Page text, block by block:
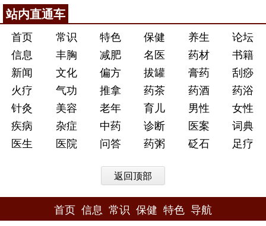
站内直通车
首页 常识 特色 保健 养生
论坛
信息
丰胸 减肥 名医 药材
书籍
新闻
文化 偏方 拔罐 膏药
刮痧
火疗
气功 推拿 药茶 药酒
药浴
针灸
美容 老年 育儿 男性
女性
疾病
杂症 中药 诊断 医案
词典
医生
医院 问答 药粥 砭石 足疗
返回顶部
首页 信息 常识 保健 特色 导航